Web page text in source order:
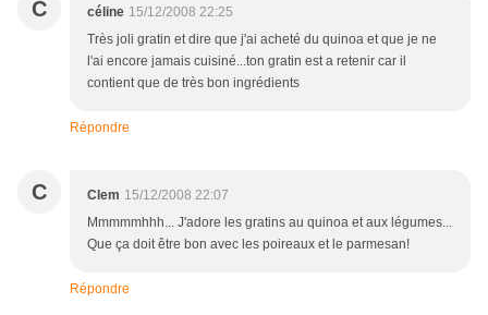
C céline 15/12/2008 22:25
Très joli gratin et dire que j'ai acheté du quinoa et que je ne
l'ai encore jamais cuisiné...ton gratin est a retenir car il
contient que de très bon ingrédients
Répondre
C Clem 15/12/2008 22:07
Mmmmmhhh... J'adore les gratins au quinoa et aux légumes...
Que ça doit être bon avec les poireaux et le parmesan!
Répondre